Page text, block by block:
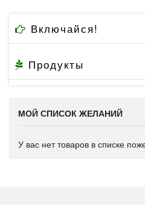
Включайся!
Продукты
МОЙ СПИСОК ЖЕЛАНИЙ
У вас нет товаров в списке